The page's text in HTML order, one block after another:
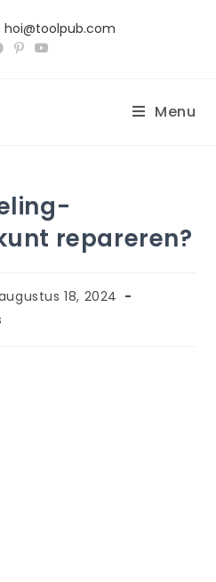
hoi@toolpub.com
Menu
repareren?
18, 2024